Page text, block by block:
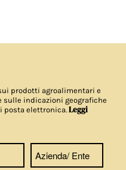
prodotti agroalimentari e
sulle indicazioni geografiche
posta elettronica.Leggi